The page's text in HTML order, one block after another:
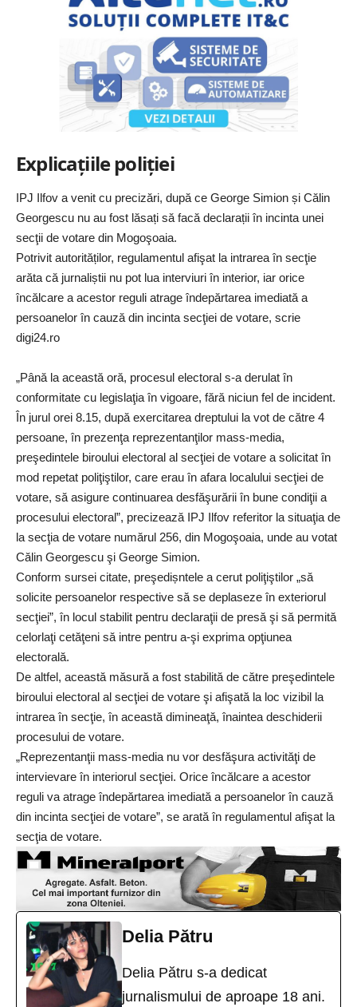
Explicațiile poliției
IPJ Ilfov a venit cu precizări, după ce George Simion și Călin
Georgescu nu au fost lăsați să facă declarații în incinta unei
secţii de votare din Mogoşoaia.
Potrivit autorităților, regulamentul afişat la intrarea în secţie
arăta că jurnaliștii nu pot lua interviuri în interior, iar orice
încălcare a acestor reguli atrage îndepărtarea imediată a
persoanelor în cauză din incinta secţiei de votare, scrie
digi24.ro
„Până la această oră, procesul electoral s-a derulat în
conformitate cu legislaţia în vigoare, fără niciun fel de incident.
În jurul orei 8.15, după exercitarea dreptului la vot de către 4
persoane, în prezenţa reprezentanţilor mass-media,
preşedintele biroului electoral al secţiei de votare a solicitat în
mod repetat poliţiştilor, care erau în afara localului secţiei de
votare, să asigure continuarea desfăşurării în bune condiţii a
procesului electoral”, precizează IPJ Ilfov referitor la situaţia de
la secţia de votare numărul 256, din Mogoşoaia, unde au votat
Călin Georgescu şi George Simion.
Conform sursei citate, preşedișntele a cerut poliţiştilor „să
solicite persoanelor respective să se deplaseze în exteriorul
secţiei”, în locul stabilit pentru declaraţii de presă şi să permită
celorlaţi cetăţeni să intre pentru a-şi exprima opţiunea
electorală.
De altfel, această măsură a fost stabilită de către preşedintele
biroului electoral al secţiei de votare şi afişată la loc vizibil la
intrarea în secţie, în această dimineaţă, înaintea deschiderii
procesului de votare.
„Reprezentanţii mass-media nu vor desfăşura activităţi de
intervievare în interiorul secţiei. Orice încălcare a acestor
reguli va atrage îndepărtarea imediată a persoanelor în cauză
din incinta secţiei de votare”, se arată în regulamentul afişat la
secţia de votare.
Delia Pătru
Delia Pătru s-a dedicat
jurnalismului de aproape 18 ani.